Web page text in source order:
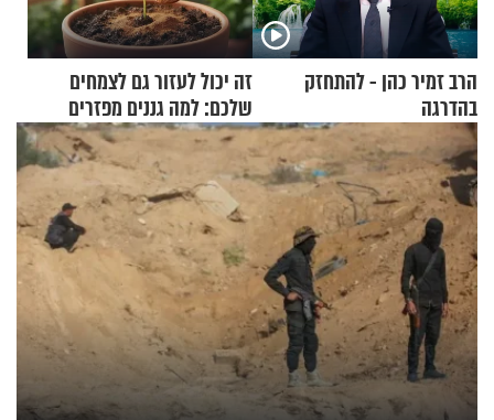
הרב זמיר כהן - להתחזק
בהדרגה
זה יכול לעזור גם לצמחים
שלכם: למה גננים מפזרים
קינמון בעציצים?